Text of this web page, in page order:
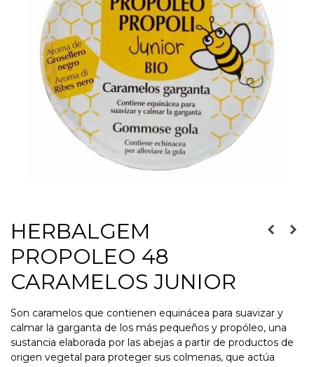
HERBALGEM
PROPOLEO 48
CARAMELOS JUNIOR
Son caramelos que contienen equinácea para suavizar y
calmar la garganta de los más pequeños y propóleo, una
sustancia elaborada por las abejas a partir de productos de
origen vegetal para proteger sus colmenas, que actúa